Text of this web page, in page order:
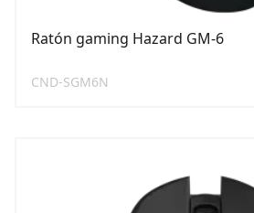
Ratón gaming Hazard GM-6
CND-SGM6N